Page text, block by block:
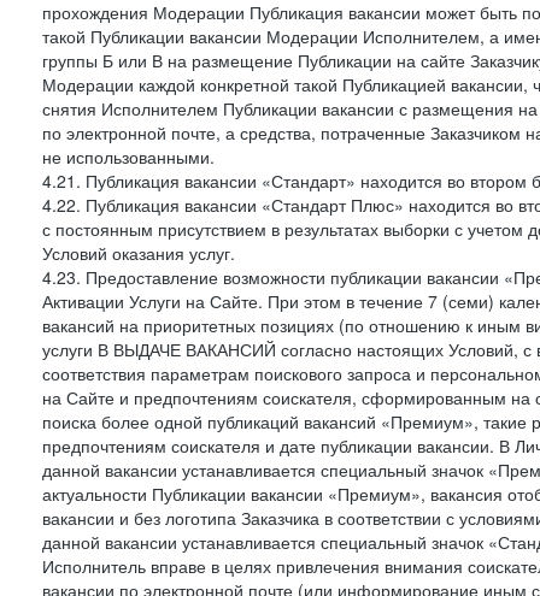
прохождения Модерации Публикация вакансии может быть
такой Публикации вакансии Модерации Исполнителем, а
группы Б или В на размещение Публикации на сайте
Модерации каждой конкретной такой Публикацией
снятия Исполнителем Публикации вакансии с размещения
по электронной почте, а средства, потраченные Заказчиком
не использованными.
4.21. Публикация вакансии «Стандарт» находится во втором
4.22. Публикация вакансии «Стандарт Плюс» находится во
с постоянным присутствием в результатах выборки с
Условий оказания услуг.
4.23. Предоставление возможности публикации вакансии
Активации Услуги на Сайте. При этом в течение 7 (семи)
вакансий на приоритетных позициях (по отношению к иным
услуги В ВЫДАЧЕ ВАКАНСИЙ согласно настоящих Условий, с
соответствия параметрам поискового запроса и
на Сайте и предпочтениям соискателя, сформированным на
поиска более одной публикаций вакансий «Премиум», такие
предпочтениям соискателя и дате публикации вакансии. В
данной вакансии устанавливается специальный значок
актуальности Публикации вакансии «Премиум», вакансия
вакансии и без логотипа Заказчика в соответствии с
данной вакансии устанавливается специальный значок
Исполнитель вправе в целях привлечения внимания
вакансии по электронной почте (или информирование